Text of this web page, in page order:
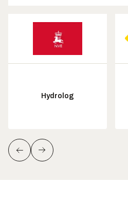
Hydrolog